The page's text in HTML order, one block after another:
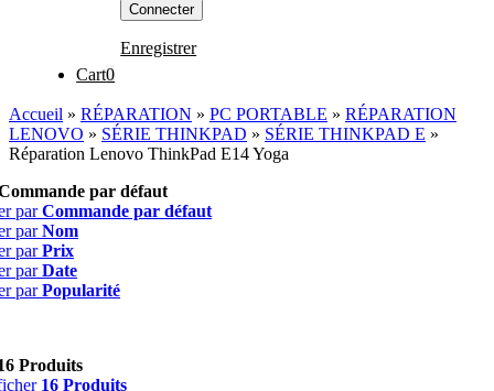
Enregistrer
Cart0
Accueil » RÉPARATION » PC PORTABLE » RÉPARATION
LENOVO » SÉRIE THINKPAD » SÉRIE THINKPAD E »
Réparation Lenovo ThinkPad E14 Yoga
par défaut
parCommande par défaut
parNom
parPrix
parDate
parPopularité
Produits
16 Produits